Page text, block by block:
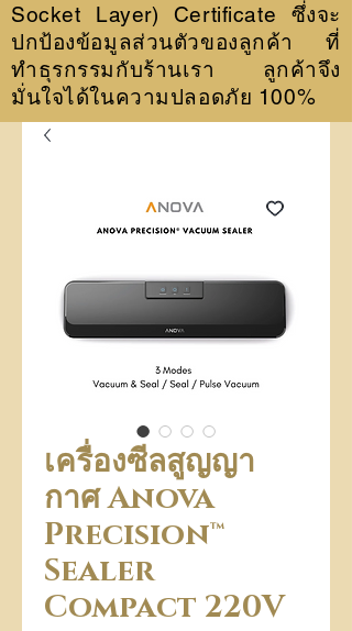
Socket Layer) Certificate ซึ่งจะ
ปกป้องข้อมูลส่วนตัวของลูกค้า ที่
ทำธุรกรรมกับร้านเรา ลูกค้าจึง
มั่นใจได้ในความปลอดภัย 100%
เครื่องซีลสูญญา
กาศ Anova
Precision™
Sealer
Compact 220V